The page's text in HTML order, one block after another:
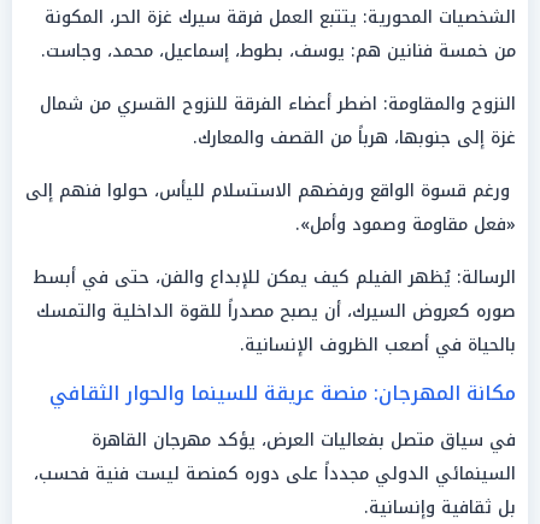
الشخصيات المحورية: يتتبع العمل فرقة سيرك غزة الحر، المكونة
من خمسة فنانين هم: يوسف، بطوط، إسماعيل، محمد، وجاست.
النزوح والمقاومة: اضطر أعضاء الفرقة للنزوح القسري من شمال
غزة إلى جنوبها، هرباً من القصف والمعارك.
ورغم قسوة الواقع ورفضهم الاستسلام لليأس، حولوا فنهم إلى
«فعل مقاومة وصمود وأمل».
الرسالة: يُظهر الفيلم كيف يمكن للإبداع والفن، حتى في أبسط
صوره كعروض السيرك، أن يصبح مصدراً للقوة الداخلية والتمسك
بالحياة في أصعب الظروف الإنسانية.
مكانة المهرجان: منصة عريقة للسينما والحوار الثقافي
في سياق متصل بفعاليات العرض، يؤكد مهرجان القاهرة
السينمائي الدولي مجدداً على دوره كمنصة ليست فنية فحسب،
بل ثقافية وإنسانية.